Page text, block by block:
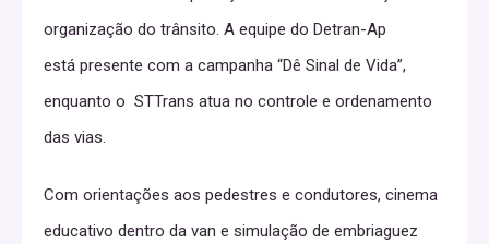
organização do trânsito. A equipe do Detran-Ap
está presente com a campanha “Dê Sinal de Vida”,
enquanto o STTrans atua no controle e ordenamento
das vias.
Com orientações aos pedestres e condutores, cinema
educativo dentro da van e simulação de embriaguez